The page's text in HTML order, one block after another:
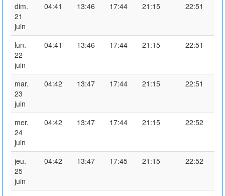
dim.
21
juin
04:41 13:46 17:44 21:15 22:51
lun.
22
juin
04:41 13:46 17:44 21:15 22:51
mar.
23
juin
04:42 13:47 17:44 21:15 22:51
mer.
24
juin
04:42 13:47 17:44 21:15 22:52
jeu.
25
juin
04:42 13:47 17:45 21:15 22:52